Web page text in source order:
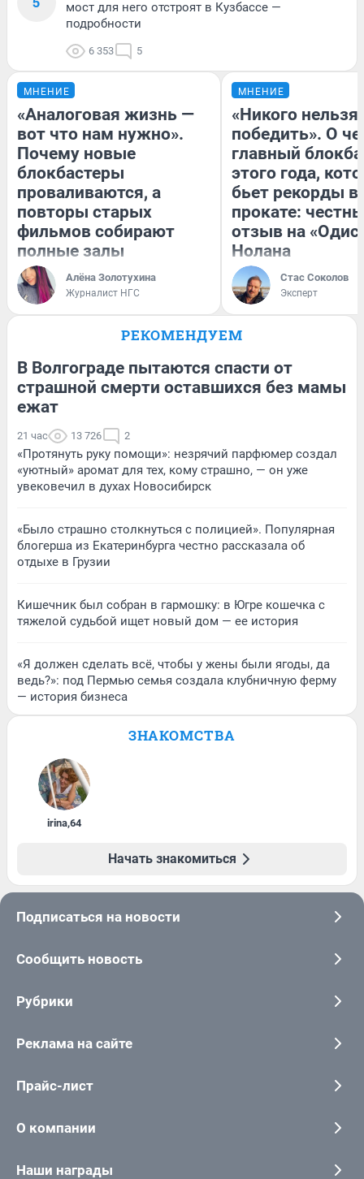
мост для него отстроят в Кузбассе —
подробности
6 353 5
МНЕНИЕ
«Аналоговая жизнь —
вот что нам нужно».
Почему новые
блокбастеры
проваливаются, а
повторы старых
фильмов собирают
полные залы
Алёна Золотухина
Журналист НГС
МНЕНИЕ
«Никого нельзя
победить». О
главный
этого года,
бьет рекорды в
прокате:
отзыв на
Нолана
Стас Соколов
Эксперт
РЕКОМЕНДУЕМ
В Волгограде пытаются спасти от
страшной смерти оставшихся без мамы
ежат
21 час 13 726 2
«Протянуть руку помощи»: незрячий парфюмер создал
«уютный» аромат для тех, кому страшно, — он уже
увековечил в духах Новосибирск
«Было страшно столкнуться с полицией». Популярная
блогерша из Екатеринбурга честно рассказала об
отдыхе в Грузии
Кишечник был собран в гармошку: в Югре кошечка с
тяжелой судьбой ищет новый дом — ее история
«Я должен сделать всё, чтобы у жены были ягоды, да
ведь?»: под Пермью семья создала клубничную ферму
— история бизнеса
ЗНАКОМСТВА
irina,64
Начать знакомиться
Подписаться на новости
Сообщить новость
Рубрики
Реклама на сайте
Прайс-лист
О компании
Наши награды